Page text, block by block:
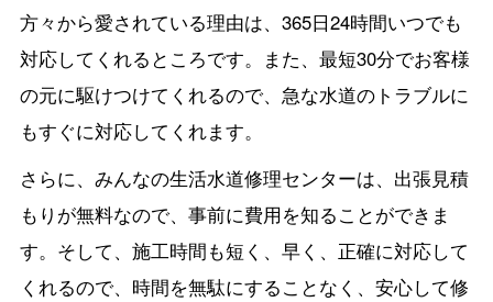
方々から愛されている理由は、365日24時間いつでも
対応してくれるところです。また、最短30分でお客様
の元に駆けつけてくれるので、急な水道のトラブルに
もすぐに対応してくれます。
さらに、みんなの生活水道修理センターは、出張見積
もりが無料なので、事前に費用を知ることができま
す。そして、施工時間も短く、早く、正確に対応して
くれるので、時間を無駄にすることなく、安心して修